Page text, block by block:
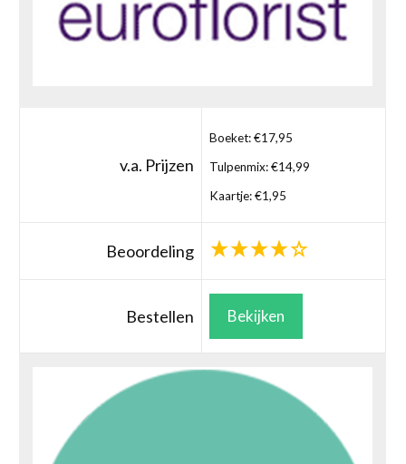
v.a. Prijzen
Boeket: €17,95
Tulpenmix: €14,99
Kaartje: €1,95
Beoordeling
Bestellen Bekijken